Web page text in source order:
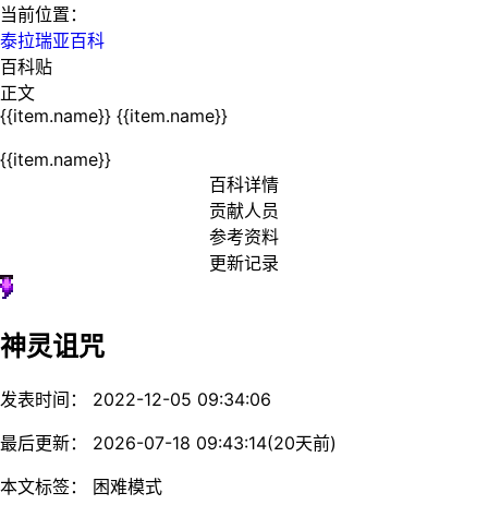
当前位置：
泰拉瑞亚百科
百科贴
正文
{{item.name}} {{item.name}}
{{item.name}}
百科详情
贡献人员
参考资料
更新记录
神灵诅咒
发表时间： 2022-12-05 09:34:06
最后更新： 2026-07-18 09:43:14(20天前)
本文标签： 困难模式